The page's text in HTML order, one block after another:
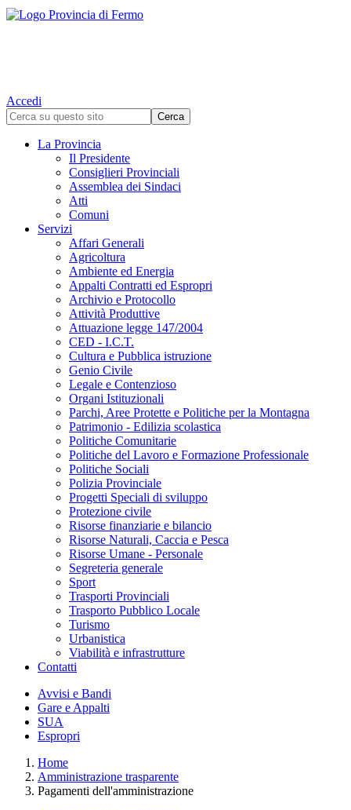
Accedi
La Provincia
Il Presidente
Consiglieri Provinciali
Assemblea dei Sindaci
Atti
Comuni
Servizi
Affari Generali
Agricoltura
Ambiente ed Energia
Appalti Contratti ed Espropri
Archivio e Protocollo
Attività Produttive
Attuazione legge 147/2004
CED - I.C.T.
Cultura e Pubblica istruzione
Genio Civile
Legale e Contenzioso
Organi Istituzionali
Parchi, Aree Protette e Politiche per la Montagna
Patrimonio - Edilizia scolastica
Politiche Comunitarie
Politiche del Lavoro e Formazione Professionale
Politiche Sociali
Polizia Provinciale
Progetti Speciali di sviluppo
Protezione civile
Risorse finanziarie e bilancio
Risorse Naturali, Caccia e Pesca
Risorse Umane - Personale
Segreteria generale
Sport
Trasporti Provinciali
Trasporto Pubblico Locale
Turismo
Urbanistica
Viabilità e infrastrutture
Contatti
Avvisi e Bandi
Gare e Appalti
SUA
Espropri
Home
Amministrazione trasparente
Pagamenti dell'amministrazione